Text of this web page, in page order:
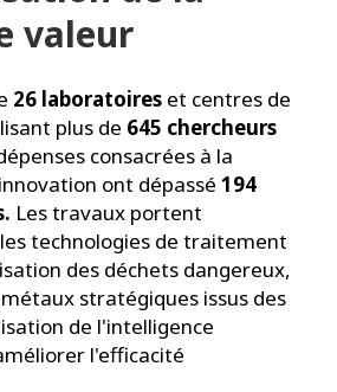
valeur
26 laboratoires et centres de
plus de 645 chercheurs
consacrées à la
ont dépassé 194
Les travaux portent
technologies de traitement
des déchets dangereux,
stratégiques issus des
de l'intelligence
l'efficacité